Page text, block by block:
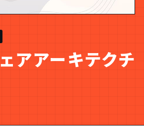
アアーキテクチ